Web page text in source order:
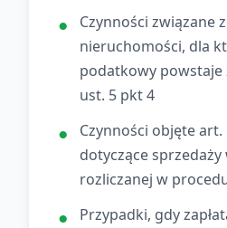
Czynności związane
nieruchomości, dla
podatkowy powstaje
ust. 5 pkt 4
Czynności objęte art.
dotyczące sprzedaży
rozliczanej w
Przypadki, gdy